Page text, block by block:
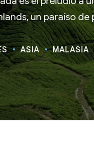
un paraíso
ASIA MALASIA